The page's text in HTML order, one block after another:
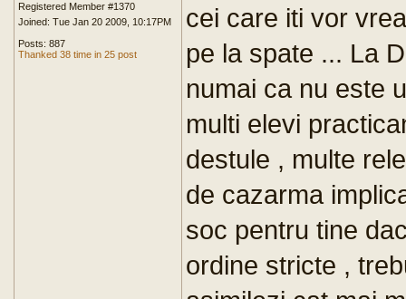
Registered Member #1370
Joined: Tue Jan 20 2009, 10:17PM
Posts: 887
Thanked 38 time in 25 post
cei care iti vor
pe la spate ... La
numai ca nu este
multi elevi
destule , multe
de cazarma
soc pentru tine
ordine stricte ,